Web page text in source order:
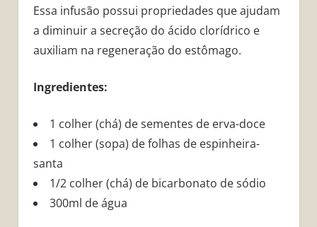
Essa infusão possui propriedades que ajudam
a diminuir a secreção do ácido clorídrico e
auxiliam na regeneração do estômago.
Ingredientes:
1 colher (chá) de sementes de erva-doce
1 colher (sopa) de folhas de espinheira-
santa
1/2 colher (chá) de bicarbonato de sódio
300ml de água